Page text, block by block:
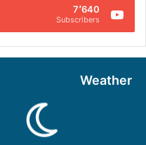
7٬640
Subscribers
Weather